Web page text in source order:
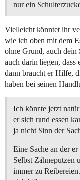
nur ein
Vielleicht könntet ihr
wie ich oben mit dem
ohne Grund, auch dein
auch darin liegen, dass
dann braucht er Hilfe,
haben bei seinen
Ich könnte jetzt
er sich rund essen
ja nicht Sinn der
Eine Sache an der
Selbst Zähneputzen
immer zu